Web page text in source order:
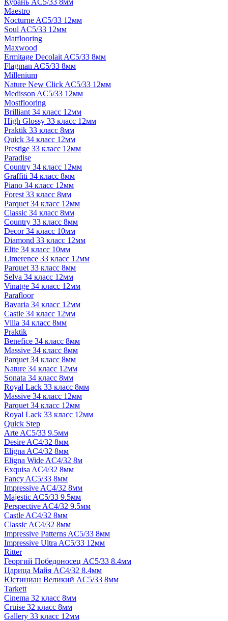
Кубань AC5/33 8мм
Maestro
Nocturne AC5/33 12мм
Soul AC5/33 12мм
Matflooring
Maxwood
Ermitage Decolait AC5/33 8мм
Flagman AC5/33 8мм
Millenium
Nature New Click AC5/33 12мм
Medisson AC5/33 12мм
Mostflooring
Brilliant 34 класс 12мм
High Glossy 33 класс 12мм
Praktik 33 класс 8мм
Quick 34 класс 12мм
Prestige 33 класс 12мм
Paradise
Country 34 класс 12мм
Graffiti 34 класс 8мм
Piano 34 класс 12мм
Forest 33 класс 8мм
Parquet 34 класс 12мм
Classic 34 класс 8мм
Country 33 класс 8мм
Decor 34 класс 10мм
Diamond 33 класс 12мм
Elite 34 класс 10мм
Limerence 33 класс 12мм
Parquet 33 класс 8мм
Selva 34 класс 12мм
Vinatge 34 класс 12мм
Parafloor
Bavaria 34 класс 12мм
Castle 34 класс 12мм
Villa 34 класс 8мм
Praktik
Benefice 34 класс 8мм
Massive 34 класс 8мм
Parquet 34 класс 8мм
Nature 34 класс 12мм
Sonata 34 класс 8мм
Royal Lack 33 класс 8мм
Massive 34 класс 12мм
Parquet 34 класс 12мм
Royal Lack 33 класс 12мм
Quick Step
Arte AC5/33 9.5мм
Desire AC4/32 8мм
Eligna AC4/32 8мм
Eligna Wide AC4/32 8м
Exquisa AC4/32 8мм
Fancy AC5/33 8мм
Impressive AC4/32 8мм
Majestic AC5/33 9.5мм
Perspective AC4/32 9.5мм
Castle AC4/32 8мм
Classic AC4/32 8мм
Impressive Patterns AC5/33 8мм
Impressive Ultra AC5/33 12мм
Ritter
Георгий Победоносец AC5/33 8.4мм
Царица Майя AC4/32 8.4мм
Юстиниан Великий AC5/33 8мм
Tarkett
Cinema 32 класс 8мм
Cruise 32 класс 8мм
Gallery 33 класс 12мм